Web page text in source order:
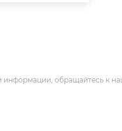
информации, обращайтесь к